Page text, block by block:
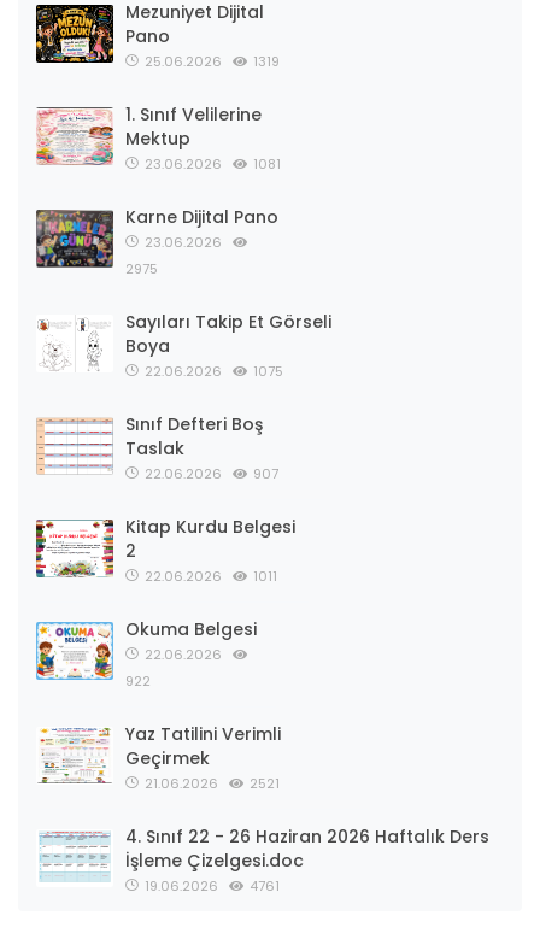
Mezuniyet Dijital
Pano
25.06.2026 1319
1. Sınıf Velilerine
Mektup
23.06.2026 1081
Karne Dijital Pano
23.06.2026
2975
Sayıları Takip Et Görseli
Boya
22.06.2026 1075
Sınıf Defteri Boş
Taslak
22.06.2026 907
Kitap Kurdu Belgesi
2
22.06.2026 1011
Okuma Belgesi
22.06.2026
922
Yaz Tatilini Verimli
Geçirmek
21.06.2026 2521
4. Sınıf 22 - 26 Haziran 2026 Haftalık Ders
İşleme Çizelgesi.doc
19.06.2026 4761